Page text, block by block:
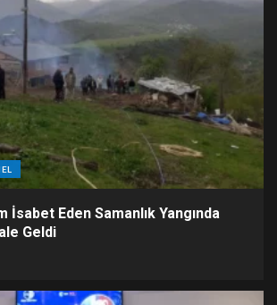
İsabet Eden Samanlık Yangında
Geldi